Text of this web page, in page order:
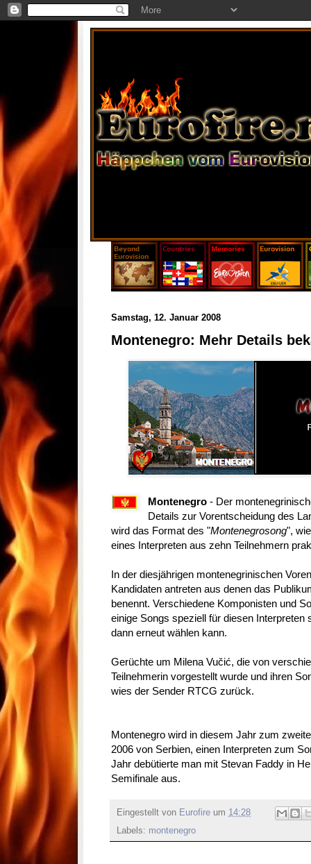
Samstag, 12. Januar 2008
Montenegro: Mehr Details
Montenegro - Der
Details zur Vorentscheidung des
wird das Format des "Montenegrosong",
eines Interpreten aus zehn Teilnehmern
In der diesjährigen montenegrinischen
Kandidaten antreten aus denen das
benennt. Verschiedene Komponisten und
einige Songs speziell für diesen
dann erneut wählen kann.
Gerüchte um Milena Vučić, die von
Teilnehmerin vorgestellt wurde und ihren
wies der Sender RTCG zurück.
Montenegro wird in diesem Jahr zum
2006 von Serbien, einen Interpreten zum
Jahr debütierte man mit Stevan Faddy in
Semifinale aus.
Eingestellt von Eurofire um 14:28
Labels: montenegro